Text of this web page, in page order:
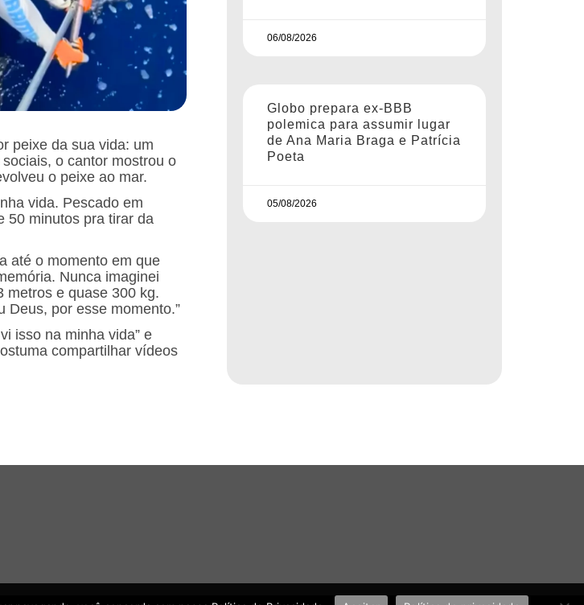
peixe da sua vida: um
o cantor mostrou o
o peixe ao mar.
vida. Pescado em
50 minutos pra tirar da
até o momento em que
Nunca imaginei
metros e quase 300 kg.
Deus, por esse momento.”
isso na minha vida” e
compartilhar vídeos
06/08/2026
Globo prepara ex-BBB
polemica para assumir lugar
de Ana Maria Braga e Patrícia
Poeta
05/08/2026